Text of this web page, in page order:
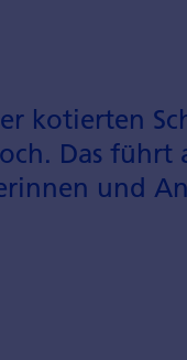
kotierten
Das
und